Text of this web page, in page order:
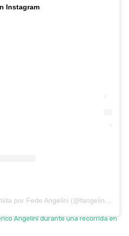
Instagram
Una publicación compartida por Fede Angelini (@fangelini77)
Angelini durante una recorrida en